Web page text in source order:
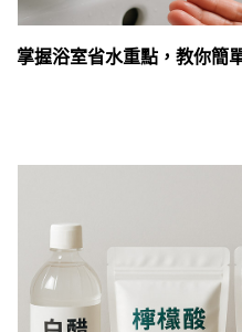
掌握浴室省水重點，教你簡